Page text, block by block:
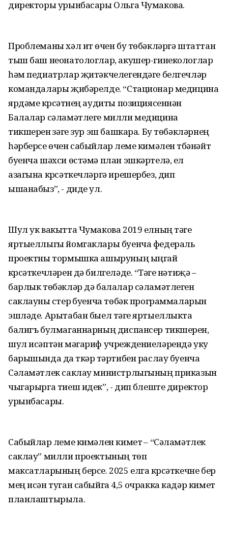
директоры урынбасары Ольга Чумакова.
Проблеманы хәл итү өчен бу төбәкләргә штаттан
тыш баш неонатологлар, акушер-гинекологлар
һәм педиатрлар җитәкчелегендәге белгечләр
командалары җибәрелде. “Стационар медицина
ярдәме күрсәтүнең аудиты позициясеннән
Балалар сәламәтлеге милли медицина
тикшеренү үзәге зур эш башкара. Бу төбәкләрнең
һәрберсе өчен сабыйлар үлеме кимәлен түбәнәйтү
буенча шәхси өстәмә план эшкәртелә, ел
азагына күрсәткечләргә ирешербез, дип
ышанабыз”, - диде ул.
Шул ук вакытта Чумакова 2019 елның тәүге
яртыеллыгы йомгаклары буенча федераль
проектны тормышка ашыруның ыңгай
күрсәткечләрен дә билгеләде. “Тәүге нәтиҗә –
барлык төбәкләр дә балалар сәламәтлеген
саклауны үстерү буенча төбәк программаларын
эшләде. Арытабан быел тәүге яртыеллыкта
балигъ булмаганнарның диспансер тикшерүен,
шул исәптән мәгариф учреждениеләрендә уку
барышында да үткәрү тәртибен раслау буенча
Сәламәтлек саклау министрлыгының приказын
чыгарырга тиеш идек”, - дип бүлеште директор
урынбасары.
Сабыйлар үлеме кимәлен киметү – “Сәламәтлек
саклау” милли проектының төп
максатларының берсе. 2025 елга күрсәткечне бер
мең исән туган сабыйга 4,5 очракка кадәр киметү
планлаштырыла.